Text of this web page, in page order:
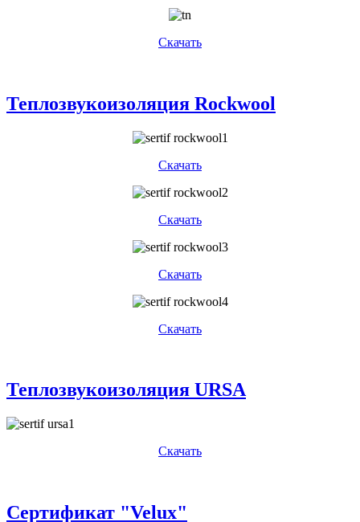
Скачать
Теплозвукоизоляция Rockwool
Скачать
Скачать
Скачать
Скачать
Теплозвукоизоляция URSA
Скачать
Сертификат "Velux"